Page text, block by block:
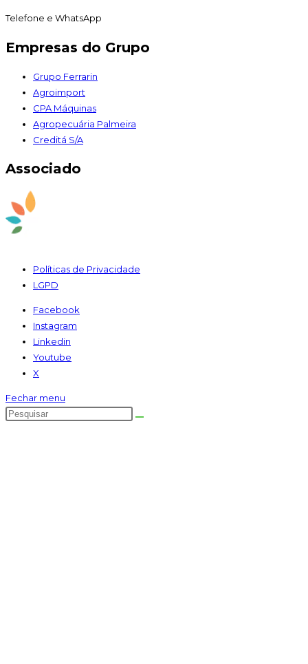
Telefone e WhatsApp
Empresas do Grupo
Grupo Ferrarin
Agroimport
CPA Máquinas
Agropecuária Palmeira
Creditá S/A
Associado
Políticas de Privacidade
LGPD
Facebook
Instagram
Linkedin
Youtube
X
Fechar menu